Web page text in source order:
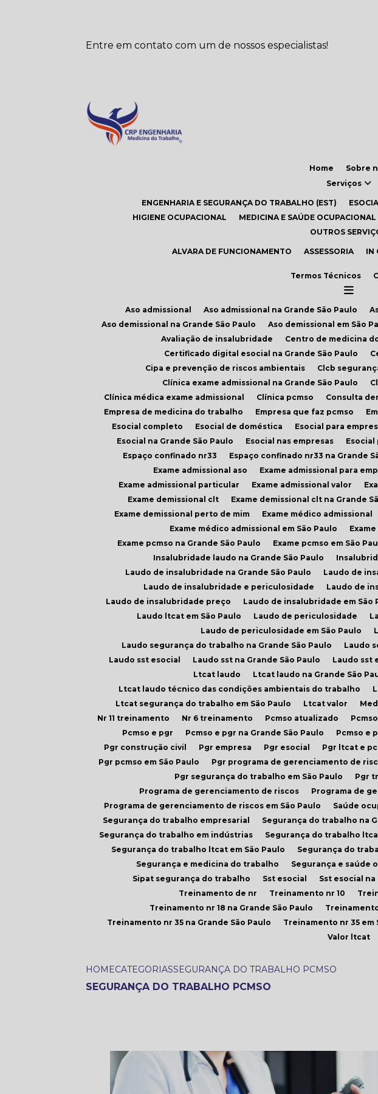
Entre em contato com um de nossos especialistas!
Home
Sobre
Serviços
ENGENHARIA E SEGURANÇA DO TRABALHO (EST)
HIGIENE OCUPACIONAL
MEDICINA E SAÚDE OCUPACIONAL
OUTROS
ALVARA DE FUNCIONAMENTO ASSESSORIA IN
Termos Técnicos
Aso admissional Aso admissional na Grande São Paulo
Aso demissional na Grande São Paulo
Aso demissional em São
Avaliação de insalubridade
Centro de medicina
Certificado digital esocial na Grande São Paulo
Cipa e prevenção de riscos ambientais
Clcb
Clínica exame admissional na Grande São Paulo
Clínica médica exame admissional
Clínica pcmso Consulta
Empresa de medicina do trabalho
Empresa que faz pcmso
Esocial completo
Esocial de doméstica Esocial para
Esocial na Grande São Paulo
Esocial nas empresas
Espaço confinado nr33
Espaço confinado nr33 na Grande
Exame admissional aso
Exame admissional para
Exame admissional particular
Exame admissional valor
Exame demissional clt
Exame demissional clt na Grande
Exame demissional perto de mim
Exame médico admissional
Exame médico admissional em São Paulo
Exame pcmso na Grande São Paulo
Exame pcmso em São
Insalubridade laudo na Grande São Paulo
Laudo de insalubridade na Grande São Paulo
Laudo de
Laudo de insalubridade e periculosidade
Laudo de
Laudo de insalubridade preço
Laudo de insalubridade em São
Laudo ltcat em São Paulo
Laudo de periculosidade
Laudo de periculosidade em São Paulo
Laudo segurança do trabalho na Grande São Paulo
Laudo
Laudo sst esocial
Laudo sst na Grande São Paulo Laudo sst
Ltcat laudo
Ltcat laudo na Grande São
Ltcat laudo técnico das condições ambientais do trabalho
Ltcat segurança do trabalho em São Paulo
Ltcat valor
Nr 11 treinamento
Nr 6 treinamento Pcmso atualizado
Pcmso e pgr
Pcmso e pgr na Grande São Paulo Pcmso e
Pgr construção civil
Pgr empresa Pgr esocial Pgr ltcat e
Pgr pcmso em São Paulo
Pgr programa de gerenciamento de
Pgr segurança do trabalho em São Paulo
Pgr
Programa de gerenciamento de riscos
Programa de
Programa de gerenciamento de riscos em São Paulo
Saúde
Segurança do trabalho empresarial
Segurança do trabalho na
Segurança do trabalho em indústrias
Segurança do trabalho
Segurança do trabalho ltcat em São Paulo
Segurança do
Segurança e medicina do trabalho
Segurança e saúde
Sipat segurança do trabalho
Sst esocial Sst esocial
Treinamento de nr
Treinamento nr 10
Treinamento nr 18 na Grande São Paulo
Treinamento nr 35 na Grande São Paulo
Treinamento nr 35 em
Valor ltcat
HOMECATEGORIASSEGURANÇA DO TRABALHO PCMSO
SEGURANÇA DO TRABALHO PCMSO